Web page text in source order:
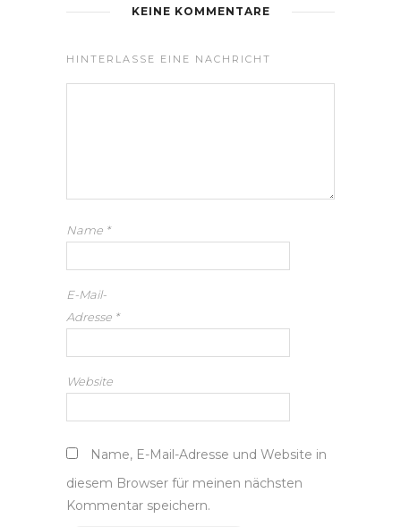
KEINE KOMMENTARE
HINTERLASSE EINE NACHRICHT
Name *
E-Mail-
Adresse *
Website
Name, E-Mail-Adresse und Website in
diesem Browser für meinen nächsten
Kommentar speichern.